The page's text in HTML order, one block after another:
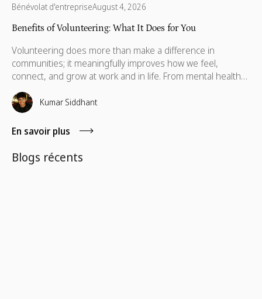
Bénévolat d'entrepriseAugust 4, 2026
Benefits of Volunteering: What It Does for You
Volunteering does more than make a difference in
communities; it meaningfully improves how we feel,
connect, and grow at work and in life. From mental health
to career development, the benefits extend far beyond
what most people expect.
Kumar Siddhant
En savoir plus
Blogs récents